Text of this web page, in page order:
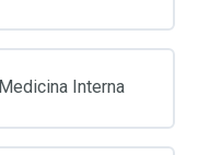
Interna